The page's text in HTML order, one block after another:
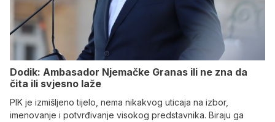
Dodik: Ambasador Njemačke Granas ili ne zna da
čita ili svjesno laže
PIK je izmišljeno tijelo, nema nikakvog uticaja na izbor,
imenovanje i potvrđivanje visokog predstavnika. Biraju ga